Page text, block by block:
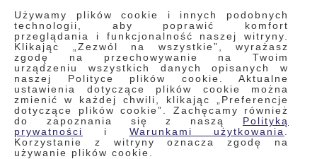
Używamy plików cookie i innych podobnych
technologii, aby poprawić komfort
przeglądania i funkcjonalność naszej witryny.
Klikając „Zezwól na wszystkie”, wyrażasz
zgodę na przechowywanie na Twoim
urządzeniu wszystkich danych opisanych w
naszej Polityce plików cookie. Aktualne
ustawienia dotyczące plików cookie można
zmienić w każdej chwili, klikając „Preferencje
dotyczące plików cookie”. Zachęcamy również
do zapoznania się z naszą Polityką
prywatności
i Warunkami użytkowania
Korzystanie z witryny oznacza zgodę na
używanie plików cookie.
INFORMACJE
Regulamin
Polityka prywatności i pliki cookie
Wyszukiwane frazy
Wyszukiwanie zaawansowane
Zamówienia
Skontaktuj się z nami